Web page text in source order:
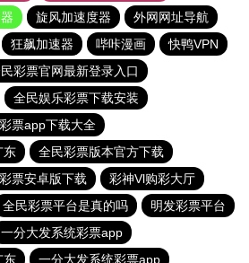
旋风加速度器
外网网址导航
狂飙加速器 哔咔漫画
快鸭VPN
彩票官网最新登录入口
全民娱乐彩票下载安装
票app下载大全
东
全民彩票版本官方下载
票安卓版下载
彩神Vl购彩大厅
全民彩票平台是真的吗
明发彩票平台
一分大发系统彩票app
东
一分大发系统彩票app